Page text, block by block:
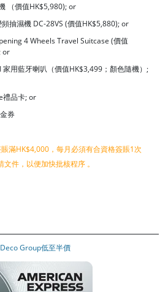
（價值HK$5,980); or
抽濕機 DC-28VS (價值HK$5,880); or
4 Wheels Travel Suitcase (價值
or
用藍牙喇叭（價值HK$3,499；顏色隨機）;
禮品卡; or
券
滿HK$4,000，每月必須有合資格簽賬1次
件，以便加快批核程序 。
Deco Group低至半價